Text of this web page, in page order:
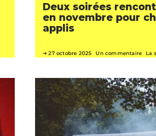
Deux soirées
en novembre pour
applis
27 octobre 2025 Un commentaire La